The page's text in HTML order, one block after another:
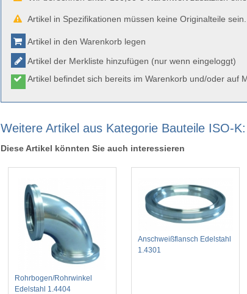
Artikel in Spezifikationen müssen keine Originalteile sein.
Artikel in den Warenkorb legen
Artikel der Merkliste hinzufügen (nur wenn eingeloggt)
Artikel befindet sich bereits im Warenkorb und/oder auf
Weitere Artikel aus Kategorie Bauteile ISO-K:
Diese Artikel könnten Sie auch interessieren
Rohrbogen/Rohrwinkel
Edelstahl 1.4404
Anschweißflansch Edelstahl
1.4301